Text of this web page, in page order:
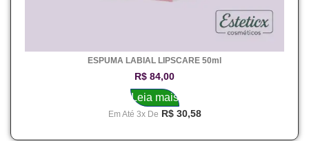
ESPUMA LABIAL LIPSCARE 50ml
R$ 84,00
Leia mais
Em Até 3x De R$30,58